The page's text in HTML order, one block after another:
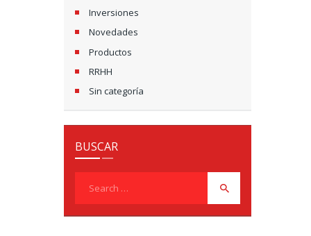
Inversiones
Novedades
Productos
RRHH
Sin categoría
BUSCAR